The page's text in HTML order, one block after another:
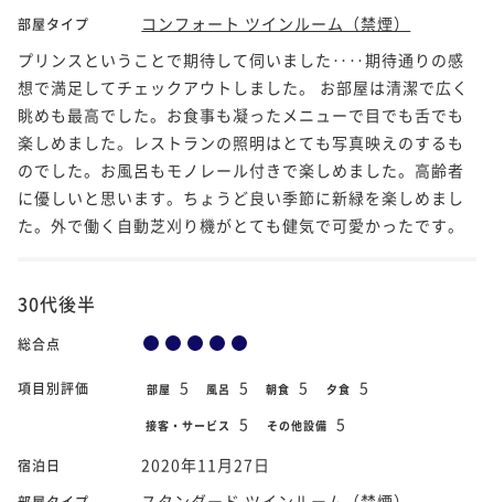
部屋タイプ
コンフォート ツインルーム（禁煙）
プリンスということで期待して伺いました‥‥期待通りの感
想で満足してチェックアウトしました。 お部屋は清潔で広く
眺めも最高でした。お食事も凝ったメニューで目でも舌でも
楽しめました。レストランの照明はとても写真映えのするも
のでした。お風呂もモノレール付きで楽しめました。高齢者
に優しいと思います。ちょうど良い季節に新緑を楽しめまし
た。外で働く自動芝刈り機がとても健気で可愛かったです。
30代後半
総合点
項目別評価 部屋 5 風呂 5 朝食 5 夕食 5
接客・サービス 5 その他設備 5
宿泊日 2020年11月27日